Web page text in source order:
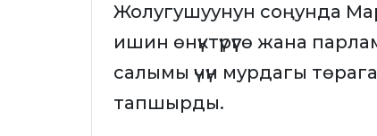
Жолугушуунун соңунда
ишин өнүктүрүүгө жана
салымы үчүн мурдагы
тапшырды.